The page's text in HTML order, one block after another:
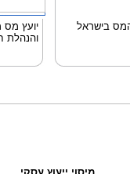
המס בישראל
יועץ מס
והנהלת